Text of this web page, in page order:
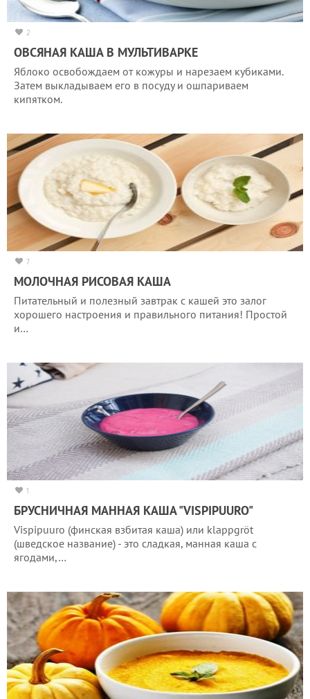
2
ОВСЯНАЯ КАША В МУЛЬТИВАРКЕ
Яблоко освобождаем от кожуры и нарезаем кубиками.
Затем выкладываем его в посуду и ошпариваем
кипятком.
7
МОЛОЧНАЯ РИСОВАЯ КАША
Питательный и полезный завтрак с кашей это залог
хорошего настроения и правильного питания! Простой
и…
1
БРУСНИЧНАЯ МАННАЯ КАША "VISPIPUURO"
Vispipuuro (финская взбитая каша) или klappgröt
(шведское название) - это сладкая, манная каша с
ягодами,…